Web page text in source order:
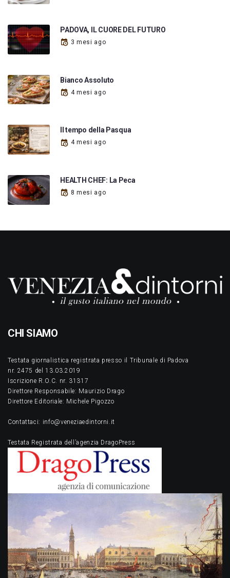
PADOVA, IL CUORE DEL FUTURO
3 mesi ago
Bianco Assoluto
4 mesi ago
Il tempo della Pasqua
4 mesi ago
HEALTH CHEF: La Peca
8 mesi ago
CHI SIAMO
Testata giornalistica registrata presso il Tribunale di Padova
nr. 2475 del 13.03.2019
Iscrizione R.O.C. nr. 31317
Direttore Responsabile: Maurizio Drago
Direttore Editoriale: Michele Pigozzo
Contattaci: info@veneziaedintorni.it
Testata Registrata dell’agenzia DragoPress